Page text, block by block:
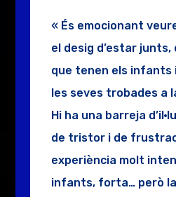
« És emocionant
el desig d’estar junts,
que tenen els infants
les seves trobades a
Hi ha una barreja
de tristor i de
experiència molt
infants, forta… però